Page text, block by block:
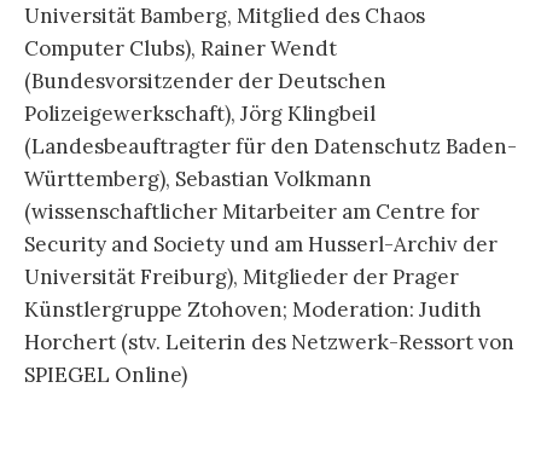
Universität Bamberg, Mitglied des Chaos
Computer Clubs), Rainer Wendt
(Bundesvorsitzender der Deutschen
Polizeigewerkschaft), Jörg Klingbeil
(Landesbeauftragter für den Datenschutz Baden-
Württemberg), Sebastian Volkmann
(wissenschaftlicher Mitarbeiter am Centre for
Security and Society und am Husserl-Archiv der
Universität Freiburg), Mitglieder der Prager
Künstlergruppe Ztohoven; Moderation: Judith
Horchert (stv. Leiterin des Netzwerk-Ressort von
SPIEGEL Online)